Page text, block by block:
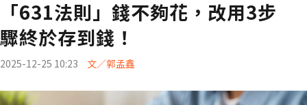
「631法則」錢不夠花，改用3步
驟終於存到錢！
2025-12-25 10:23 文／郭孟鑫